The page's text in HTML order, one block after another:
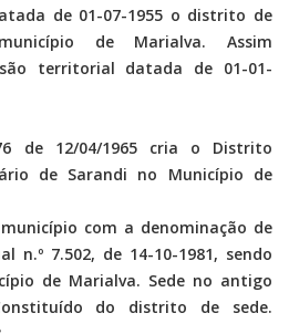
de 01-07-1955 o distrito de
de Marialva. Assim
territorial datada de 01-01-
de 12/04/1965 cria o Distrito
de Sarandi no Município de
com a denominação de
n.º 7.502, de 14-10-1981, sendo
de Marialva. Sede no antigo
do distrito de sede.